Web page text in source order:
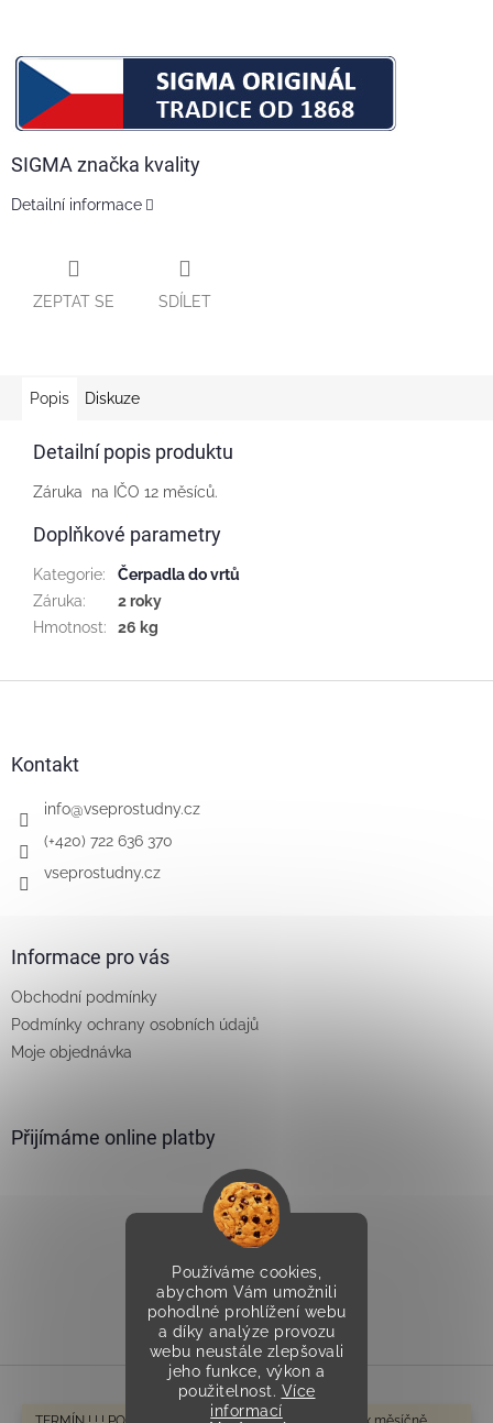
Používáme cookies,
abychom Vám umožnili
pohodlné prohlížení webu
a díky analýze provozu
webu neustále zlepšovali
jeho funkce, výkon a
použitelnost. Více
informací
SIGMA značka kvality
Detailní informace
ZEPTAT SE SDÍLET
Popis Diskuze
Detailní popis produktu
Záruka na IČO 12 měsíců.
Doplňkové parametry
Kategorie:
Čerpadla do vrtů
Záruka:
2 roky
Hmotnost: 26 kg
Kontakt
info@vseprostudny.cz
(+420) 722 636 370
vseprostudny.cz
Informace pro vás
Obchodní podmínky
Podmínky ochrany osobních údajů
Moje objednávka
Přijímáme online platby
Vytvořilo Studio Avocado
Vytvořil Shoptet